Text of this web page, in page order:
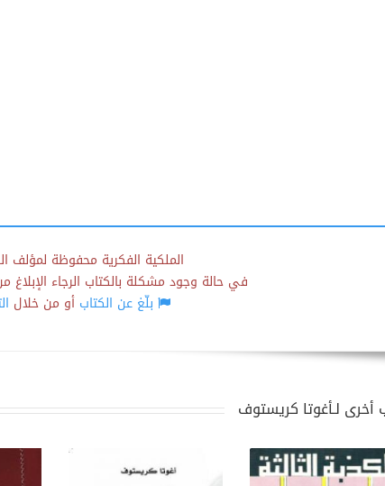
الملكية الفكرية محفوظة لمؤلف
في حالة وجود مشكلة بالكتاب الرجاء الإبلاغ
بلّغ عن الكتابأو من خلال
أخرى لـأغوتا كريستوف